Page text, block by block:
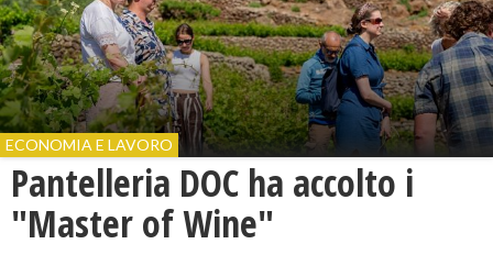
ECONOMIA E LAVORO
Pantelleria DOC ha accolto i
"Master of Wine"